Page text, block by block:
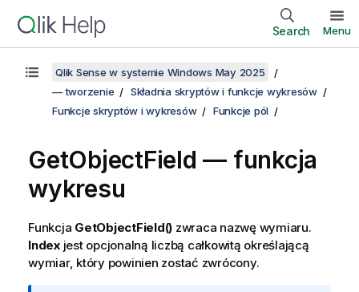
Search Menu
Qlik Sense w systemie Windows May 2025
— tworzenie
Składnia skryptów i funkcje wykresów
Funkcje skryptów i wykresów
Funkcje pól
GetObjectField — funkcja
wykresu
Funkcja GetObjectField() zwraca nazwę wymiaru.
Indexjest opcjonalną liczbą całkowitą określającą
wymiar, który powinien zostać zwrócony.